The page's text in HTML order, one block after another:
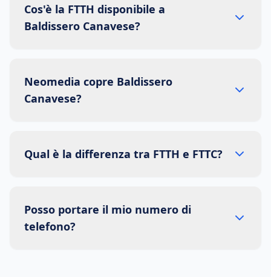
Cos'è la FTTH disponibile a
Baldissero Canavese?
Neomedia copre Baldissero
Canavese?
Qual è la differenza tra FTTH e FTTC?
Posso portare il mio numero di
telefono?